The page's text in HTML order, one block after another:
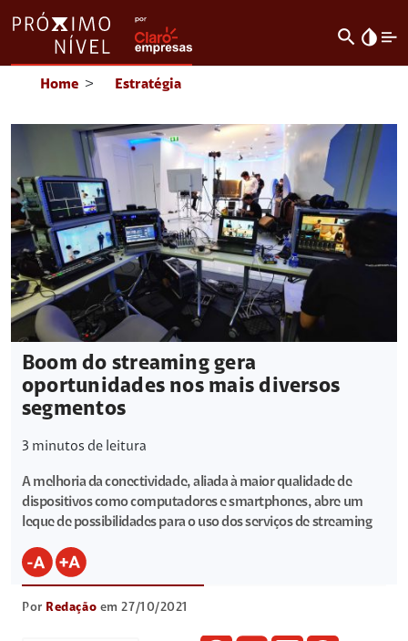
search invert_colors
Home > Estratégia
Boom do streaming gera
oportunidades nos mais diversos
segmentos
3 minutos de leitura
A melhoria da conectividade, aliada à maior qualidade de
dispositivos como computadores e smartphones, abre um
leque de possibilidades para o uso dos serviços de streaming
Por Redação em 27/10/2021